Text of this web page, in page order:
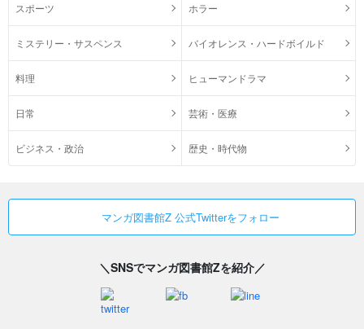
スポーツ ホラー
ミステリー・サスペンス バイオレンス・ハードボイルド
料理 ヒューマンドラマ
日常 芸術・医療
ビジネス・政治 歴史・時代物
マンガ図書館Z 公式Twitterをフォロー
＼SNSでマンガ図書館Zを紹介／